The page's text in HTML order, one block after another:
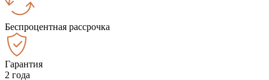
Беспроцентная рассрочка
Гарантия
2 года